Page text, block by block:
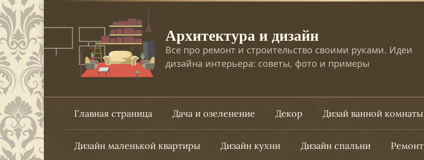
Перейти
к
контенту
Архитектура и дизайн
Все про ремонт и строительство своими руками. Идеи
дизайна интерьера: советы, фото и примеры
Главная страница Дача и озеленение Декор Дизай ванной комнаты
Дизайн маленькой квартиры Дизайн кухни Дизайн спальни Ремонт